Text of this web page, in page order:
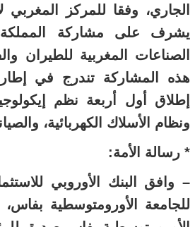
الجاري، وفقا للمركز
يشرف على مشاركة
الصناعات المغربية للطيران
هذه المشاركة تندرج في
إطلاق أول أربعة نظم
ونظام الأسلاك الكهربائية،
* رسالة الأمة:
للجامعة الأورومتوسطية